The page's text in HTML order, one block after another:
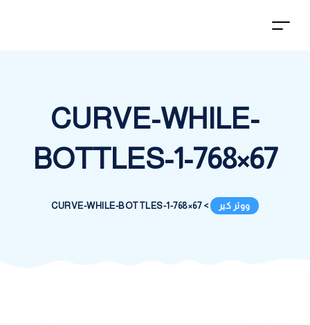
CURVE-WHILE-
BOTTLES-1-768×67
ووتر كير >
CURVE-WHILE-BOTTLES-1-768×67